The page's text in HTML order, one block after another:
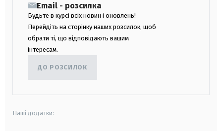
Email - розсилка
Будьте в курсі всіх новин і оновлень!
Перейдіть на сторінку наших розсилок, щоб
обрати ті, що відповідають вашим
інтересам.
ДО РОЗСИЛОК
Наші додатки: